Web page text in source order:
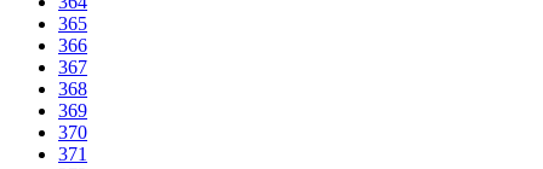
365
366
367
368
369
370
371